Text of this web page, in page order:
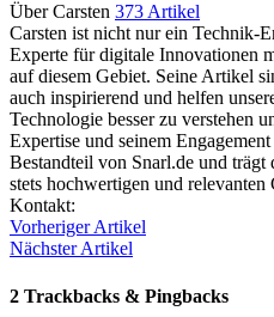
Über Carsten 373 Artikel
Carsten ist nicht nur ein Technik-
Experte für digitale Innovationen
auf diesem Gebiet. Seine Artikel
auch inspirierend und helfen
Technologie besser zu verstehen
Expertise und seinem
Bestandteil von Snarl.de und trägt
stets hochwertigen und relevanten
Kontakt:
Vorheriger Artikel
Nächster Artikel
2 Trackbacks & Pingbacks